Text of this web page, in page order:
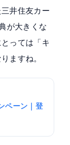
井住友カー
が大きくな
っては「キ
ますね。
ペーン｜登